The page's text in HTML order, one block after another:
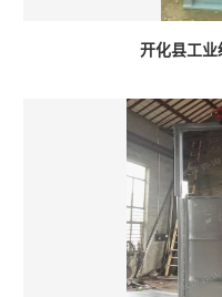
开化县工业